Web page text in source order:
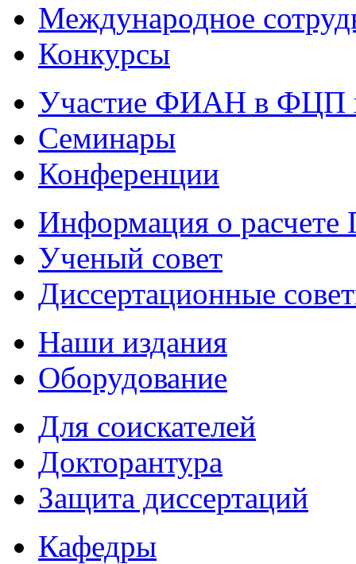
Международное
Конкурсы
Участие ФИАН в ФЦП
Семинары
Конференции
Информация о
Ученый совет
Диссертационные
Наши издания
Оборудование
Для соискателей
Докторантура
Защита диссертаций
Кафедры